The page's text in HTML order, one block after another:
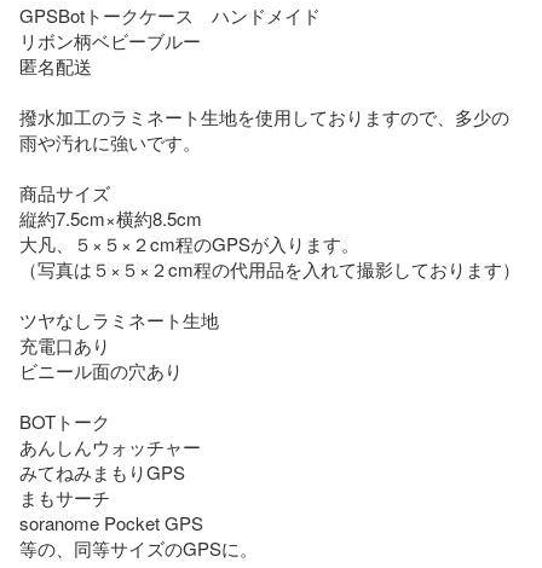
GPSBotトークケース　ハンドメイド
リボン柄ベビーブルー
匿名配送
撥水加工のラミネート生地を使用しておりますので、多少の
雨や汚れに強いです。
商品サイズ
縦約7.5cm×横約8.5cm
大凡、５×５×２cm程のGPSが入ります。
（写真は５×５×２cm程の代用品を入れて撮影しております）
ツヤなしラミネート生地
充電口あり
ビニール面の穴あり
BOTトーク
あんしんウォッチャー
みてねみまもりGPS
まもサーチ
soranome Pocket GPS
等の、同等サイズのGPSに。